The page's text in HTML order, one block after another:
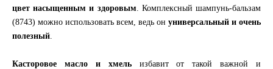
цвет насыщенным и здоровым . Комплексный шампунь-бальзам
(8743) можно использовать всем, ведь он универсальный и очень
полезный
Касторовое масло и хмельизбавит от такой важной и